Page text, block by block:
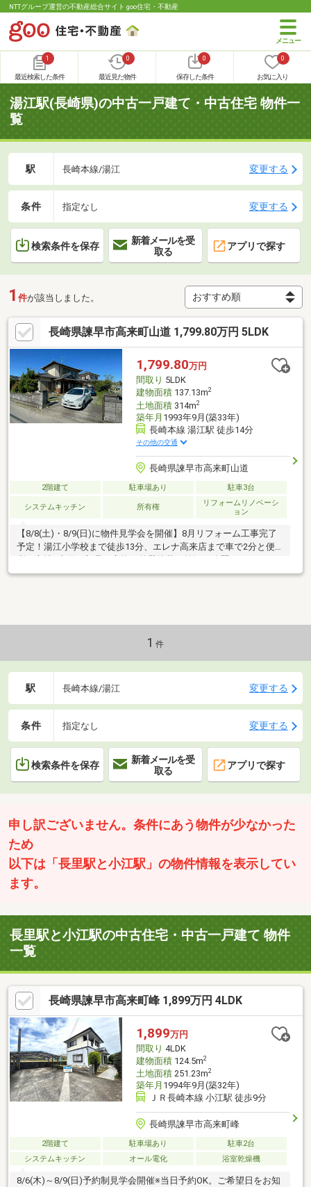
NTTグループ運営の不動産総合サイト goo住宅・不動産
1
最近検索した条件
0
最近見た物件
0
保存した条件
0
お気に入り
湯江駅(長崎県)の中古一戸建て・中古住宅 物件一
覧
駅 長崎本線/湯江 変更する
条件 指定なし 変更する
検索条件を保存
新着メールを受
取る
アプリで探す
1 件が該当しました。
長崎県諫早市高来町山道 1,799.80万円 5LDK
1,799.80万円
間取り 5LDK
建物面積137.13m2
土地面積314m2
築年月 1993年9月(築33年)
長崎本線 湯江駅 徒歩14分
その他の交通
長崎県諫早市高来町山道
2階建て 駐車場あり 駐車3台
システムキッチン 所有権
リフォームリノベーシ
ョン
【8/8(土)・8/9(日)に物件見学会を開催】8月リフォーム工事完了
予定！湯江小学校まで徒歩13分、エレナ高来店まで車で2分と便
1 件
駅 長崎本線/湯江 変更する
条件 指定なし 変更する
検索条件を保存
新着メールを受
取る
アプリで探す
申し訳ございません。条件にあう物件が少なかった
ため
以下は「長里駅と小江駅」の物件情報を表示してい
ます。
長里駅と小江駅の中古住宅・中古一戸建て 物件
一覧
長崎県諫早市高来町峰 1,899万円 4LDK
1,899万円
間取り 4LDK
建物面積124.5m2
土地面積251.23m2
築年月 1994年9月(築32年)
ＪＲ長崎本線 小江駅 徒歩9分
長崎県諫早市高来町峰
2階建て 駐車場あり
駐車2台
システムキッチン
オール電化 浴室乾燥機
8/6(木)～8/9(日)予約制見学会開催※当日予約OK。ご希望日をお知